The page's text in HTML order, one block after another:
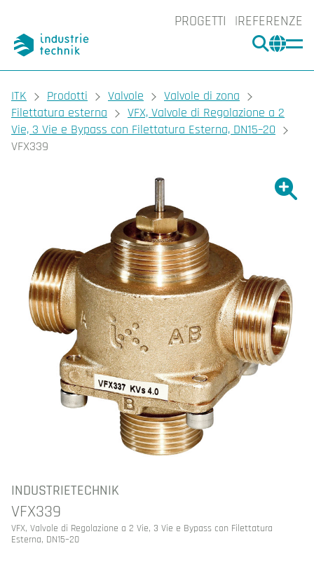
PROGETTI REFERENZE
CERCA
You are here:
ITK Prodotti Valvole
Valvole di zona
Filettatura esterna
VFX, Valvole di Regolazione a 2
Vie, 3 Vie e Bypass con Filettatura Esterna, DN15–20
VFX339
INDUSTRIETECHNIK
VFX339
VFX, Valvole di Regolazione a 2 Vie, 3 Vie e Bypass con Filettatura
Esterna, DN15–20